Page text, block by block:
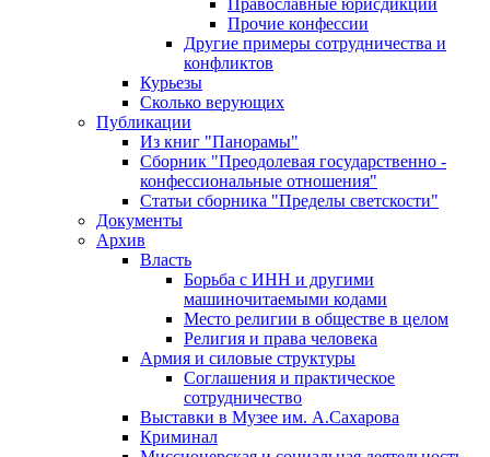
Православные юрисдикции
Прочие конфессии
Другие примеры сотрудничества и
конфликтов
Курьезы
Сколько верующих
Публикации
Из книг "Панорамы"
Сборник "Преодолевая государственно -
конфессиональные отношения"
Статьи сборника "Пределы светскости"
Документы
Архив
Власть
Борьба с ИНН и другими
машиночитаемыми кодами
Место религии в обществе в целом
Религия и права человека
Армия и силовые структуры
Соглашения и практическое
сотрудничество
Выставки в Музее им. А.Сахарова
Криминал